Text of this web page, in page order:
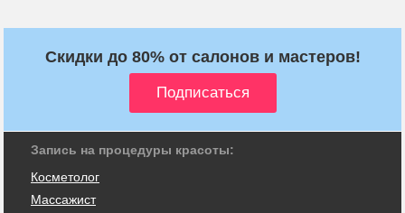
Скидки до 80% от салонов и мастеров!
Запись на процедуры красоты:
Косметолог
Массажист